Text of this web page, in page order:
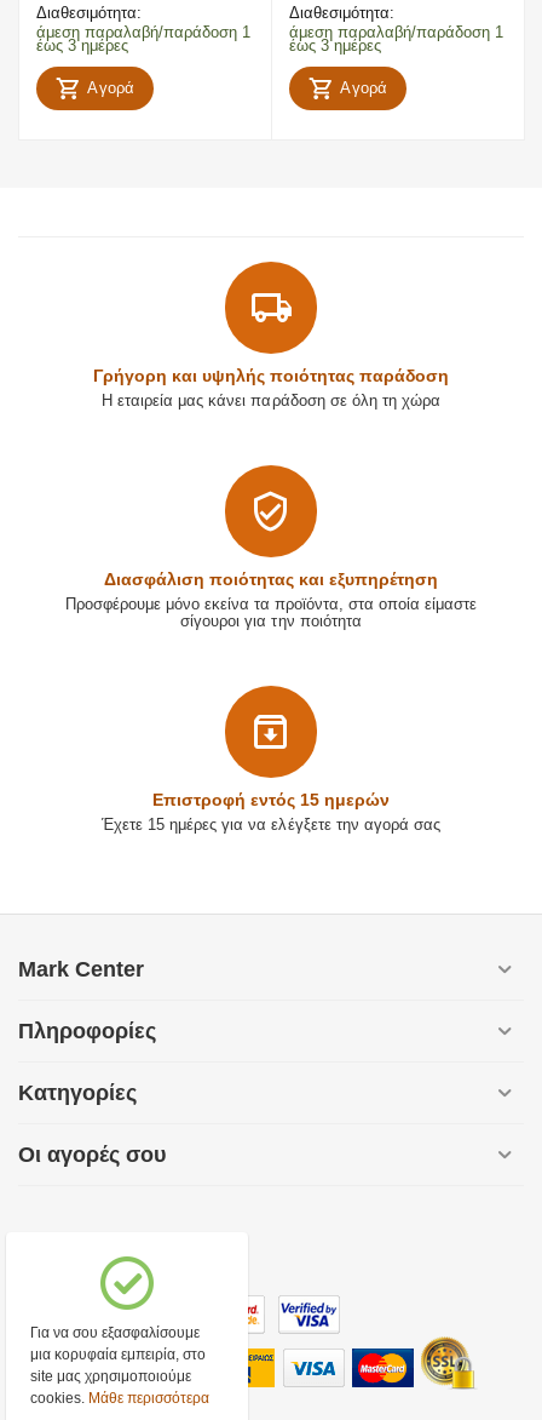
παγκόσμιος
Διαθεσιμότητα:
άμεση παραλαβή/παράδοση 1
έως 3 ημέρες
Αγορά
Διαθεσιμότητα:
άμεση παραλαβή/παράδοση 1
έως 3 ημέρες
Αγορά
Γρήγορη και υψηλής ποιότητας παράδοση
Η εταιρεία μας κάνει παράδοση σε όλη τη χώρα
Διασφάλιση ποιότητας και εξυπηρέτηση
Προσφέρουμε μόνο εκείνα τα προϊόντα, στα οποία είμαστε
σίγουροι για την ποιότητα
Επιστρoφή εντός 15 ημερών
Έχετε 15 ημέρες για να ελέγξετε την αγορά σας
Mark Center
Πληροφορίες
Κατηγορίες
Οι αγορές σου
Για να σου εξασφαλίσουμε
μια κορυφαία εμπειρία, στο
site μας χρησιμοποιούμε
cookies. Μάθε περισσότερα